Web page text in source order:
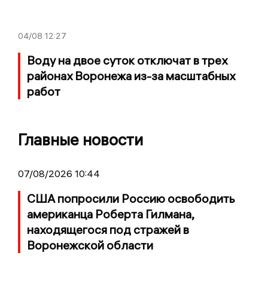
04/08 12:27
Воду на двое суток отключат в трех
районах Воронежа из-за масштабных
работ
Главные новости
07/08/2026 10:44
США попросили Россию освободить
американца Роберта Гилмана,
находящегося под стражей в
Воронежской области